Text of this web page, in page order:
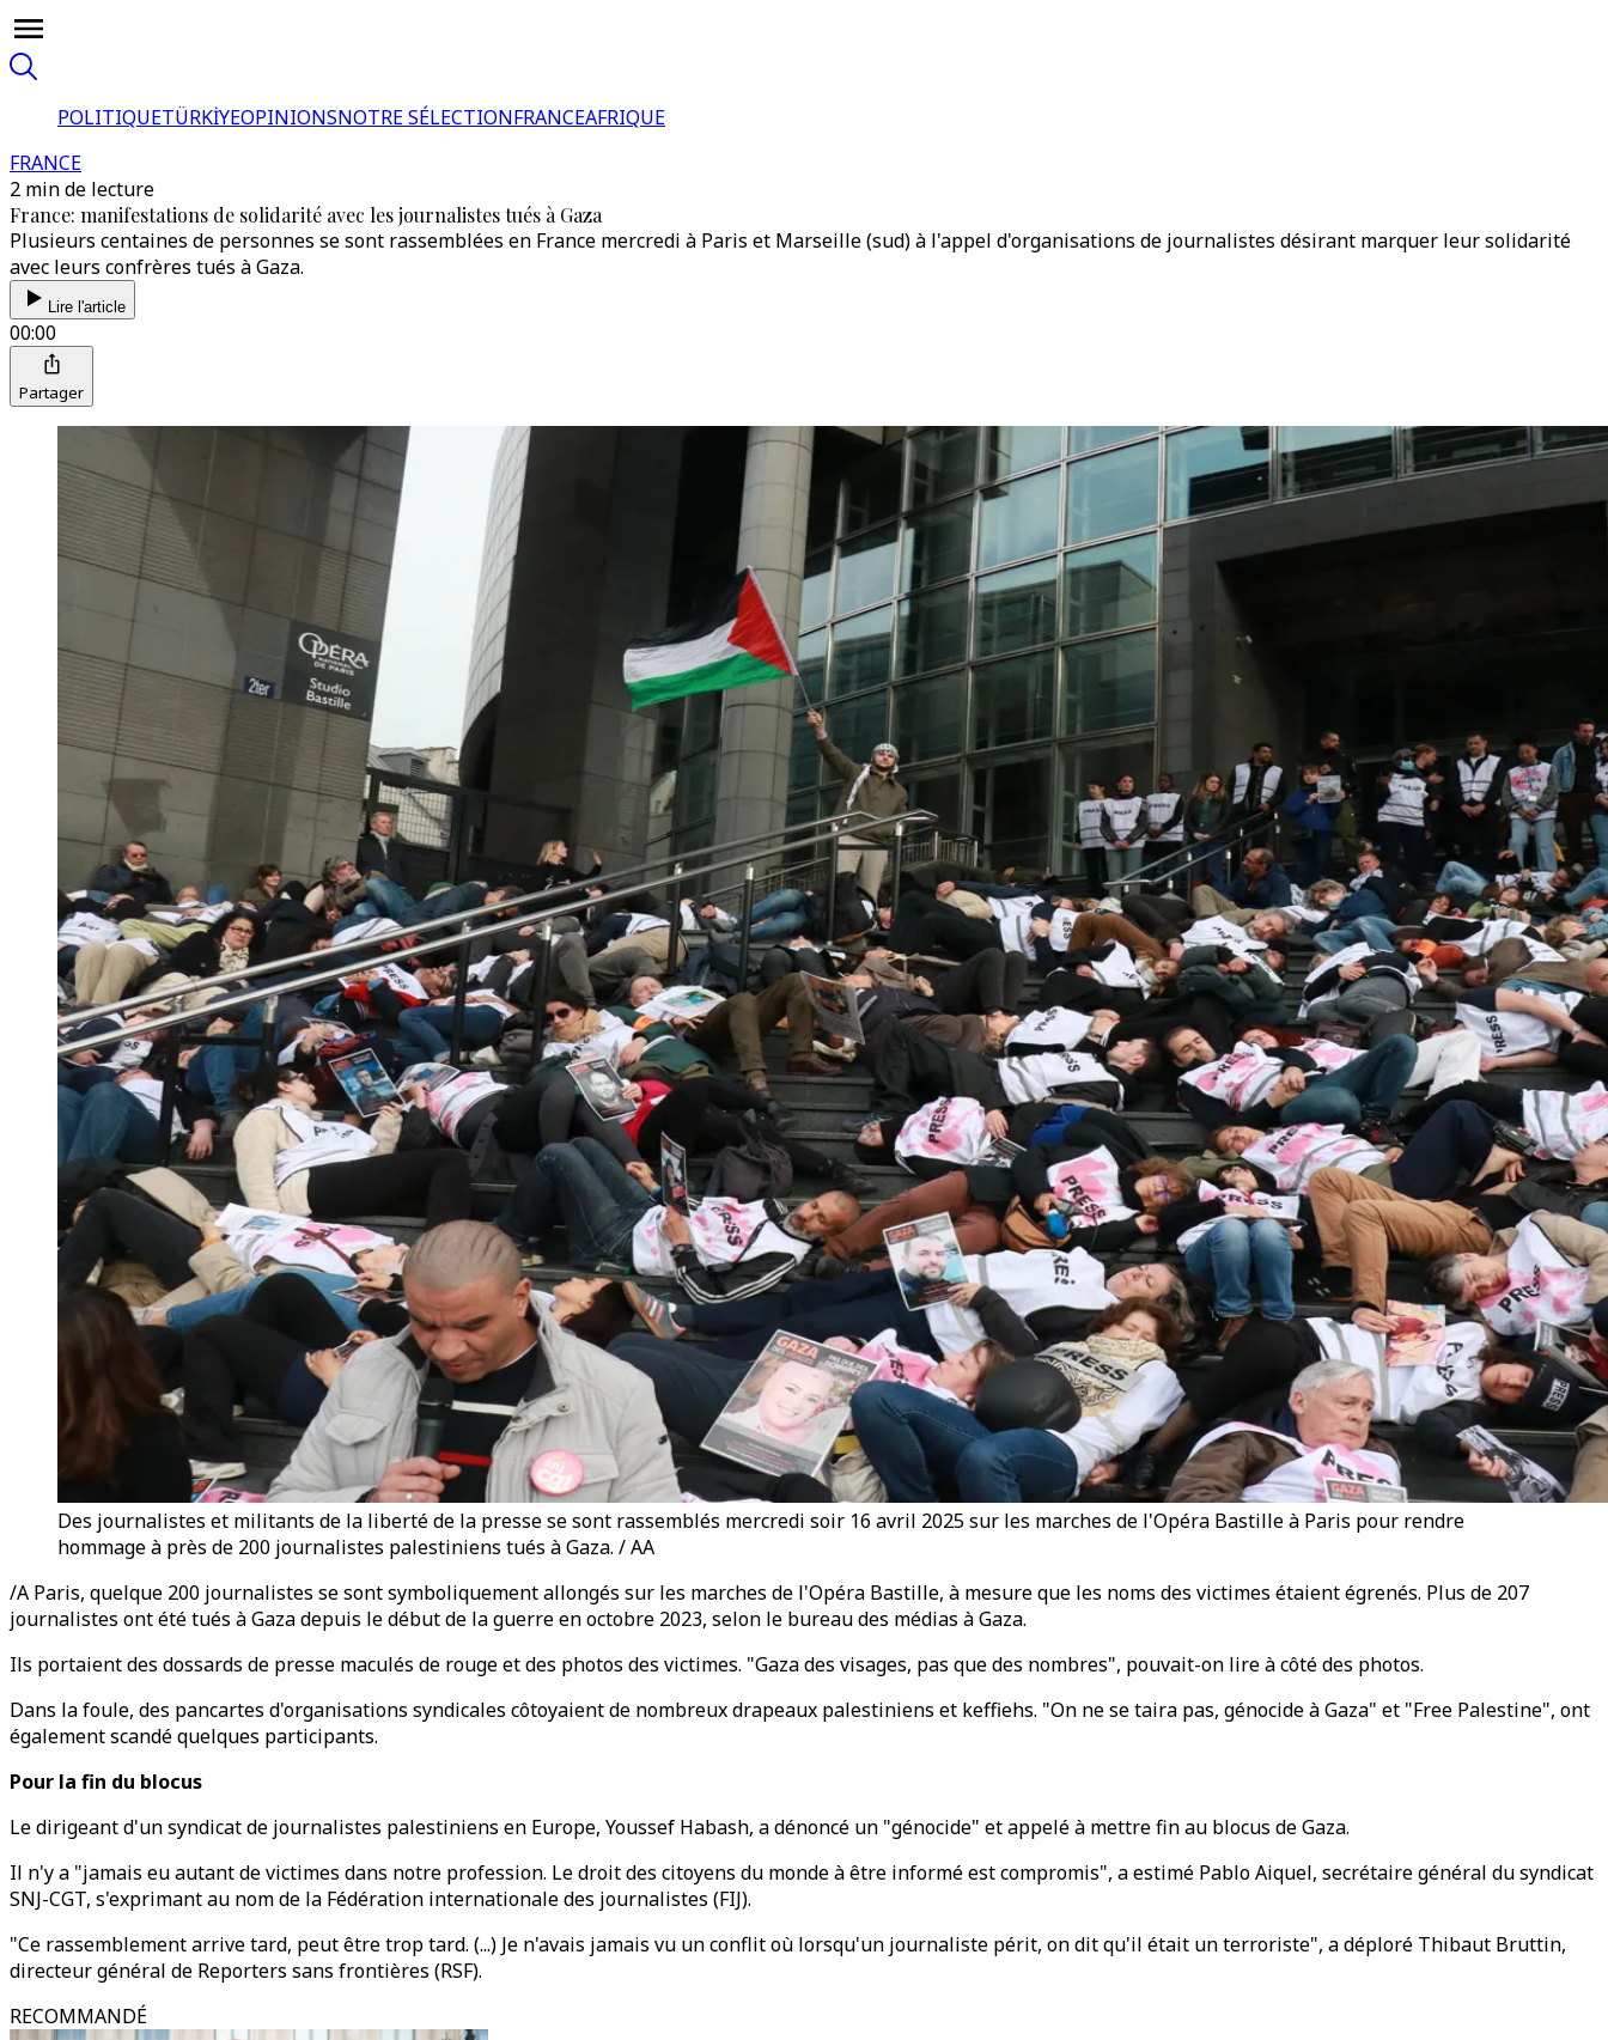
POLITIQUETÜRKİYEOPINIONSNOTRE SÉLECTIONFRANCEAFRIQUE
FRANCE
2 min de lecture
France: manifestations de solidarité avec les journalistes tués à Gaza
Plusieurs centaines de personnes se sont rassemblées en France mercredi à Paris et Marseille (sud) à l'appel d'organisations de journalistes désirant marquer leur solidarité
avec leurs confrères tués à Gaza.
Lire l'article
00:00
Partager
Des journalistes et militants de la liberté de la presse se sont rassemblés mercredi soir 16 avril 2025 sur les marches de l'Opéra Bastille à Paris pour rendre
hommage à près de 200 journalistes palestiniens tués à Gaza. / AA
/A Paris, quelque 200 journalistes se sont symboliquement allongés sur les marches de l'Opéra Bastille, à mesure que les noms des victimes étaient égrenés. Plus de 207
journalistes ont été tués à Gaza depuis le début de la guerre en octobre 2023, selon le bureau des médias à Gaza.
Ils portaient des dossards de presse maculés de rouge et des photos des victimes. "Gaza des visages, pas que des nombres", pouvait-on lire à côté des photos.
Dans la foule, des pancartes d'organisations syndicales côtoyaient de nombreux drapeaux palestiniens et keffiehs. "On ne se taira pas, génocide à Gaza" et "Free Palestine", ont
également scandé quelques participants.
Pour la fin du blocus
Le dirigeant d'un syndicat de journalistes palestiniens en Europe, Youssef Habash, a dénoncé un "génocide" et appelé à mettre fin au blocus de Gaza.
Il n'y a "jamais eu autant de victimes dans notre profession. Le droit des citoyens du monde à être informé est compromis", a estimé Pablo Aiquel, secrétaire général du syndicat
SNJ-CGT, s'exprimant au nom de la Fédération internationale des journalistes (FIJ).
"Ce rassemblement arrive tard, peut être trop tard. (...) Je n'avais jamais vu un conflit où lorsqu'un journaliste périt, on dit qu'il était un terroriste", a déploré Thibaut Bruttin,
directeur général de Reporters sans frontières (RSF).
RECOMMANDÉ